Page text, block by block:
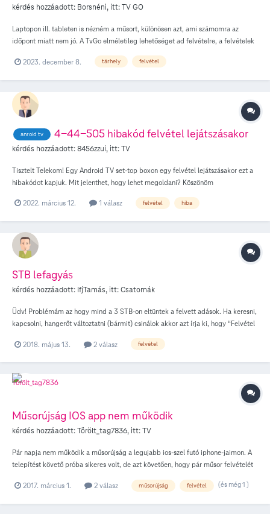
kérdés hozzáadott: Borsnéni, itt:TV GO
Laptopon ill. tableten is nézném a műsort, különösen azt, ami számomra az
időpont miatt nem jó. A TvGo elméletileg lehetőséget ad felvételre, a felvételek
ügyfélszolgálat szerint jogosultsági probléma. Legyen. De azok a műsorok sem
művelet végrehajtása, próbálja később" A SAJÁT TARTALMAK között kellene
lennie a FELVÉTELEIM-nek, de ott az szerepel, hogy "Még nem állítottál be
felvételeket" Miért nem működik ez a funkció??
2023. december 8. tárhely felvétel
anroid tv 4-44-505 hibakód felvétel lejátszásakor
kérdés hozzáadott:8456zzui, itt:TV
Tisztelt Telekom! Egy Android TV set-top boxon egy felvétel lejátszásakor ezt a
hibakódot kapjuk. Mit jelenthet, hogy lehet megoldani? Köszönöm
2022. március 12. 1 válasz felvétel hiba
STB lefagyás
kérdés hozzáadott: IfjTamás, itt:Csatornák
Üdv! Problémám az hogy mind a 3 STB-on eltüntek a felvett adások. Ha keresni,
kapcsolni, hangerőt változtatni (bármit) csinálok akkor azt írja ki, hogy “Felvétel
kikapcsolásra. Újraindítással próbálkoztam de semmi. Telefonon bejelentettem
2018. május 13. 2 válasz felvétel
Műsorújság IOS app nem működik
kérdés hozzáadott:Törölt_tag7836, itt:TV
Pár napja nem működik a műsorújság a legujabb ios-szel futó iphone-jaimon. A
telepítést követő próba sikeres volt, de azt követően, hogy pár műsor felvételét
se a műsort igy nem lehet felvételt se beálltani. A felvételi lehetőség opciót azért
2017. március 1. 2 válasz műsorújság felvétel (és még 1 )